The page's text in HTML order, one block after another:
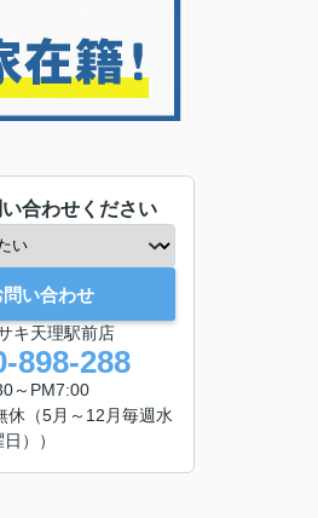
合わせください
い合わせ
キ天理駅前店
898-288
～PM7:00
休（5月～12月毎週水
））